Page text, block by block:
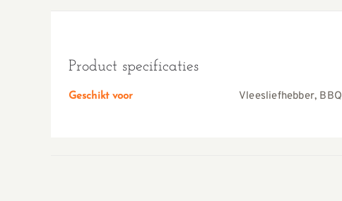
Product specificaties
Geschikt voor Vleesliefhebber, BBQ